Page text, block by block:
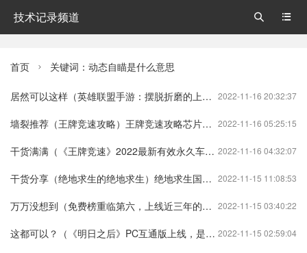
技术记录频道 

首页  关键词：动态自瞄是什么意思
2022-11-16 20:32:37
居然可以这样（英雄联盟手游：摆脱折磨的上分之选---天使）英雄联盟手游带上分英雄联盟手游
2022-11-16 05:25:15
墙裂推荐（王牌竞速攻略）王牌竞速攻略芯片王牌竞速
2022-11-16 04:32:07
干货满满（《王牌竞速》2022最新有效永久车兑换码大全）王牌竞速所有的兑换码王牌竞速
2022-11-15 11:08:53
干货分享（绝地求生的绝地求生）绝地求生国际服下载绝地求生
2022-11-15 03:40:22
万万没想到（免费榜重临第六，上线近三年的《明日之后》为什么还能这么六？）明日之后16号更新内容明日之后
2022-11-15 02:59:04
这都可以？（《明日之后》PC互通版上线，是时候重新审视它的进阶之路了）明日之后pc端怎么下载?明日之后